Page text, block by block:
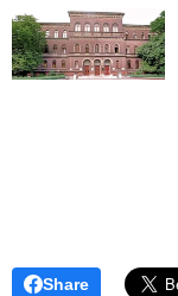
Share